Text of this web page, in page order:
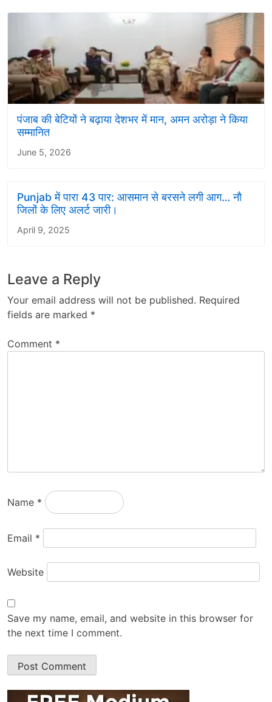
पंजाब की बेटियों ने बढ़ाया देशभर में मान, अमन अरोड़ा ने किया
सम्मानित
June 5, 2026
Punjab में पारा 43 पार: आसमान से बरसने लगी आग… नौ
जिलों के लिए अलर्ट जारी।
April 9, 2025
Leave a Reply
Your email address will not be published. Required
fields are marked *
Comment *
Name *
Email *
Website
Save my name, email, and website in this browser for
the next time I comment.